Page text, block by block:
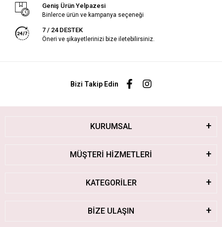
Geniş Ürün Yelpazesi
Binlerce ürün ve kampanya seçeneği
7 / 24 DESTEK
Öneri ve şikayetlerinizi bize iletebilirsiniz.
Bizi Takip Edin
KURUMSAL
MÜŞTERİ HİZMETLERİ
KATEGORİLER
BİZE ULAŞIN